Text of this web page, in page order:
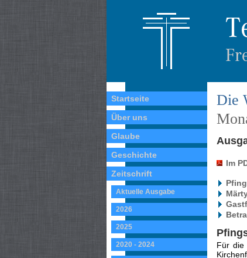
Startseite
Über uns
Glaube
Geschichte
Zeitschrift
Aktuelle Ausgabe
2026
2025
2020 - 2024
Die
Im
Für die